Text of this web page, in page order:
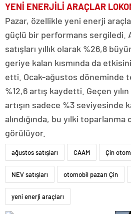
YENİ ENERJİLİ ARAÇLAR
Pazar, özellikle yeni enerji
güçlü bir performans sergiledi.
satışları yıllık olarak %26,8
geriye kalan kısmında da
etti. Ocak-ağustos döneminde
%12,6 artış kaydetti. Geçen
artışın sadece %3 seviyesinde
alındığında, bu yılki
görülüyor.
ağustos satışları CAAM Çin
NEV satışları otomobil pazarı Çin
yeni enerji araçları